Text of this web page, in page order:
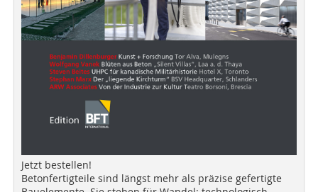
Jetzt bestellen!
Betonfertigteile sind längst mehr als präzise gefertigte